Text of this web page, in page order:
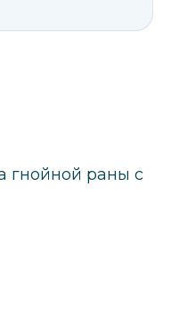
гнойной раны с